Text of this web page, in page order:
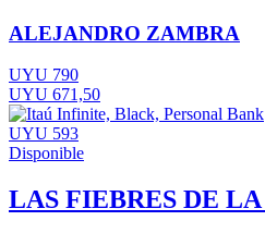
ALEJANDRO ZAMBRA
UYU 790
UYU 671,50
UYU 593
Disponible
LAS FIEBRES DE